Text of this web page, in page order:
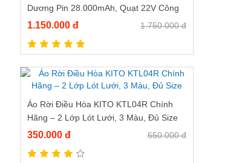
Dương Pin 28.000mAh, Quạt 22V Công
Nghệ Turbo Siêu Khỏe
1.150.000 đ 1.750.000 đ
Áo Rời Điều Hòa KITO KTL04R Chính
Hãng – 2 Lớp Lót Lưới, 3 Màu, Đủ Size
350.000 đ 650.000 đ